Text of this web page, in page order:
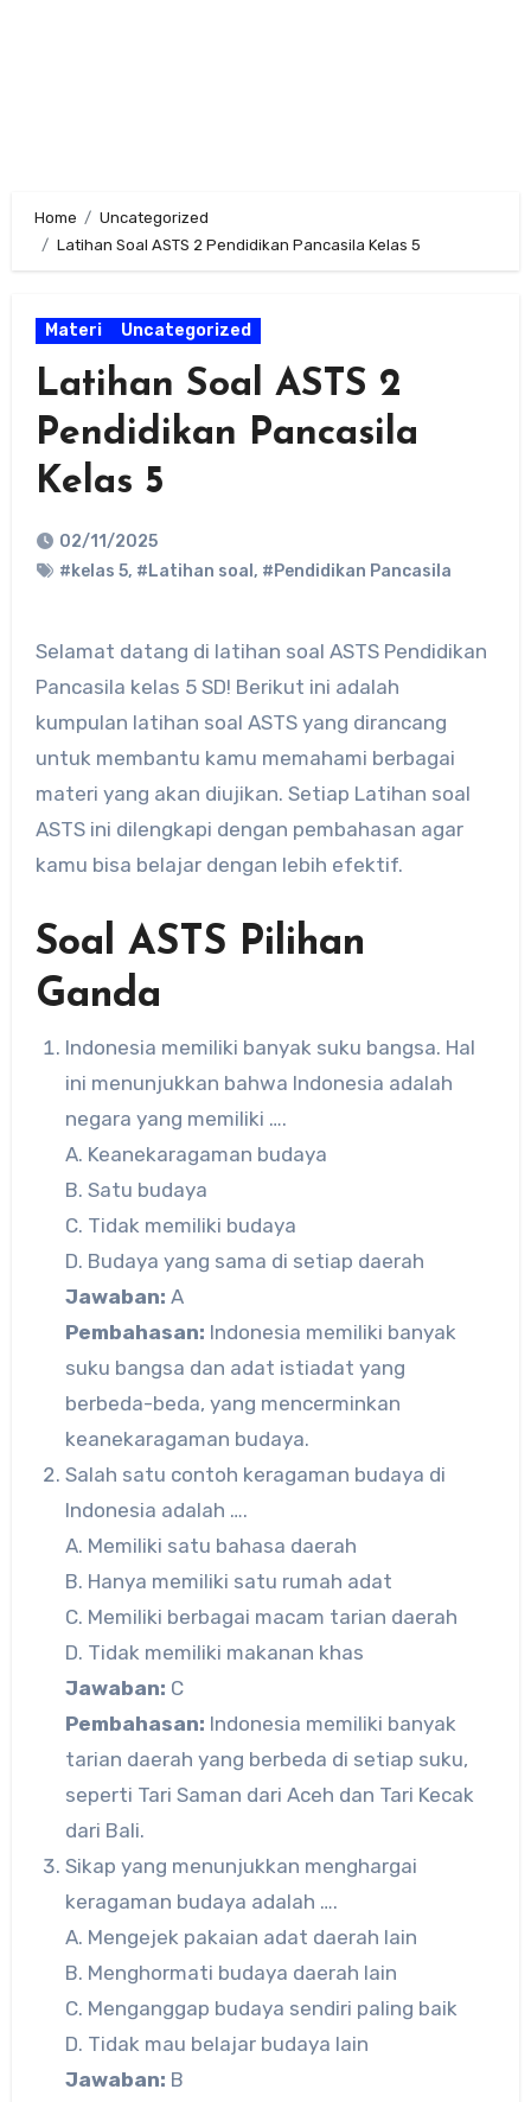
Home
Uncategorized
Latihan Soal ASTS 2 Pendidikan Pancasila Kelas 5
Materi Uncategorized
Latihan Soal ASTS 2
Pendidikan Pancasila
Kelas 5
02/11/2025
#kelas 5, #Latihan soal , #Pendidikan Pancasila
Selamat datang di latihan soal ASTS Pendidikan
Pancasila kelas 5 SD! Berikut ini adalah
kumpulan latihan soal ASTS yang dirancang
untuk membantu kamu memahami berbagai
materi yang akan diujikan. Setiap Latihan soal
ASTS ini dilengkapi dengan pembahasan agar
kamu bisa belajar dengan lebih efektif.
Soal ASTS Pilihan
Ganda
Indonesia memiliki banyak suku bangsa. Hal
ini menunjukkan bahwa Indonesia adalah
negara yang memiliki ….
A. Keanekaragaman budaya
B. Satu budaya
C. Tidak memiliki budaya
D. Budaya yang sama di setiap daerah
Jawaban: A
Pembahasan: Indonesia memiliki banyak
suku bangsa dan adat istiadat yang
berbeda-beda, yang mencerminkan
keanekaragaman budaya.
Salah satu contoh keragaman budaya di
Indonesia adalah ….
A. Memiliki satu bahasa daerah
B. Hanya memiliki satu rumah adat
C. Memiliki berbagai macam tarian daerah
D. Tidak memiliki makanan khas
Jawaban: C
Pembahasan: Indonesia memiliki banyak
tarian daerah yang berbeda di setiap suku,
seperti Tari Saman dari Aceh dan Tari Kecak
dari Bali.
Sikap yang menunjukkan menghargai
keragaman budaya adalah ….
A. Mengejek pakaian adat daerah lain
B. Menghormati budaya daerah lain
C. Menganggap budaya sendiri paling baik
D. Tidak mau belajar budaya lain
Jawaban: B